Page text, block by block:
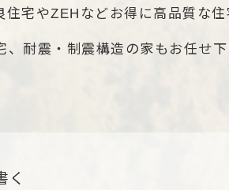
住宅やZEHなどお得に高品質な住
、耐震・制震構造の家もお任せ下
く